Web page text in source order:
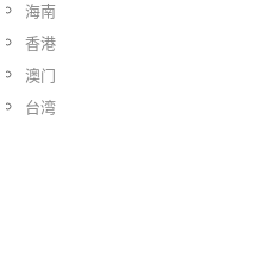
海南
香港
澳门
台湾